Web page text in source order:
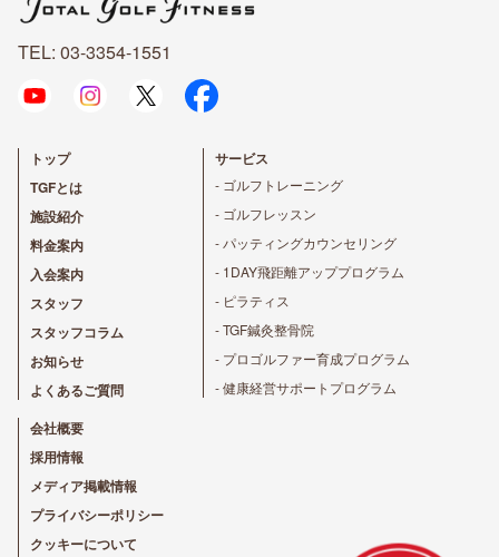
TEL: 03-3354-1551
トップ
TGFとは
施設紹介
料金案内
入会案内
スタッフ
スタッフコラム
お知らせ
よくあるご質問
サービス
- ゴルフトレーニング
- ゴルフレッスン
- パッティングカウンセリング
- 1DAY飛距離アッププログラム
- ピラティス
- TGF鍼灸整骨院
- プロゴルファー育成プログラム
- 健康経営サポートプログラム
会社概要
採用情報
メディア掲載情報
プライバシーポリシー
クッキーについて